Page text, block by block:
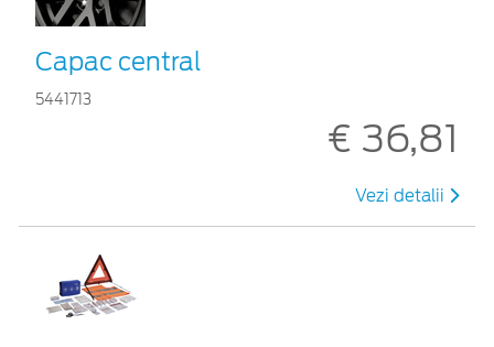
Capac central
5441713
€ 36,81
Vezi detalii